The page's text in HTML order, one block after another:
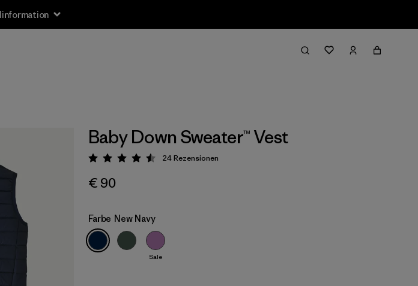
Baby Down Sweater™ Vest
Bewertung: 4.5 / 5
24Rezensionen
€ 90
Farbe New Navy
Sale